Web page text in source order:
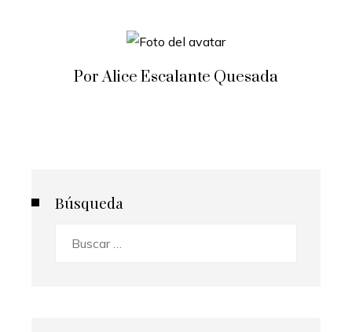
Por Alice Escalante Quesada
Búsqueda